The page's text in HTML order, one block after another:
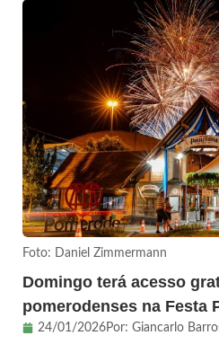
Foto: Daniel Zimmermann
Domingo terá acesso
pomerodenses na Festa
24/01/2026Por: Giancarlo